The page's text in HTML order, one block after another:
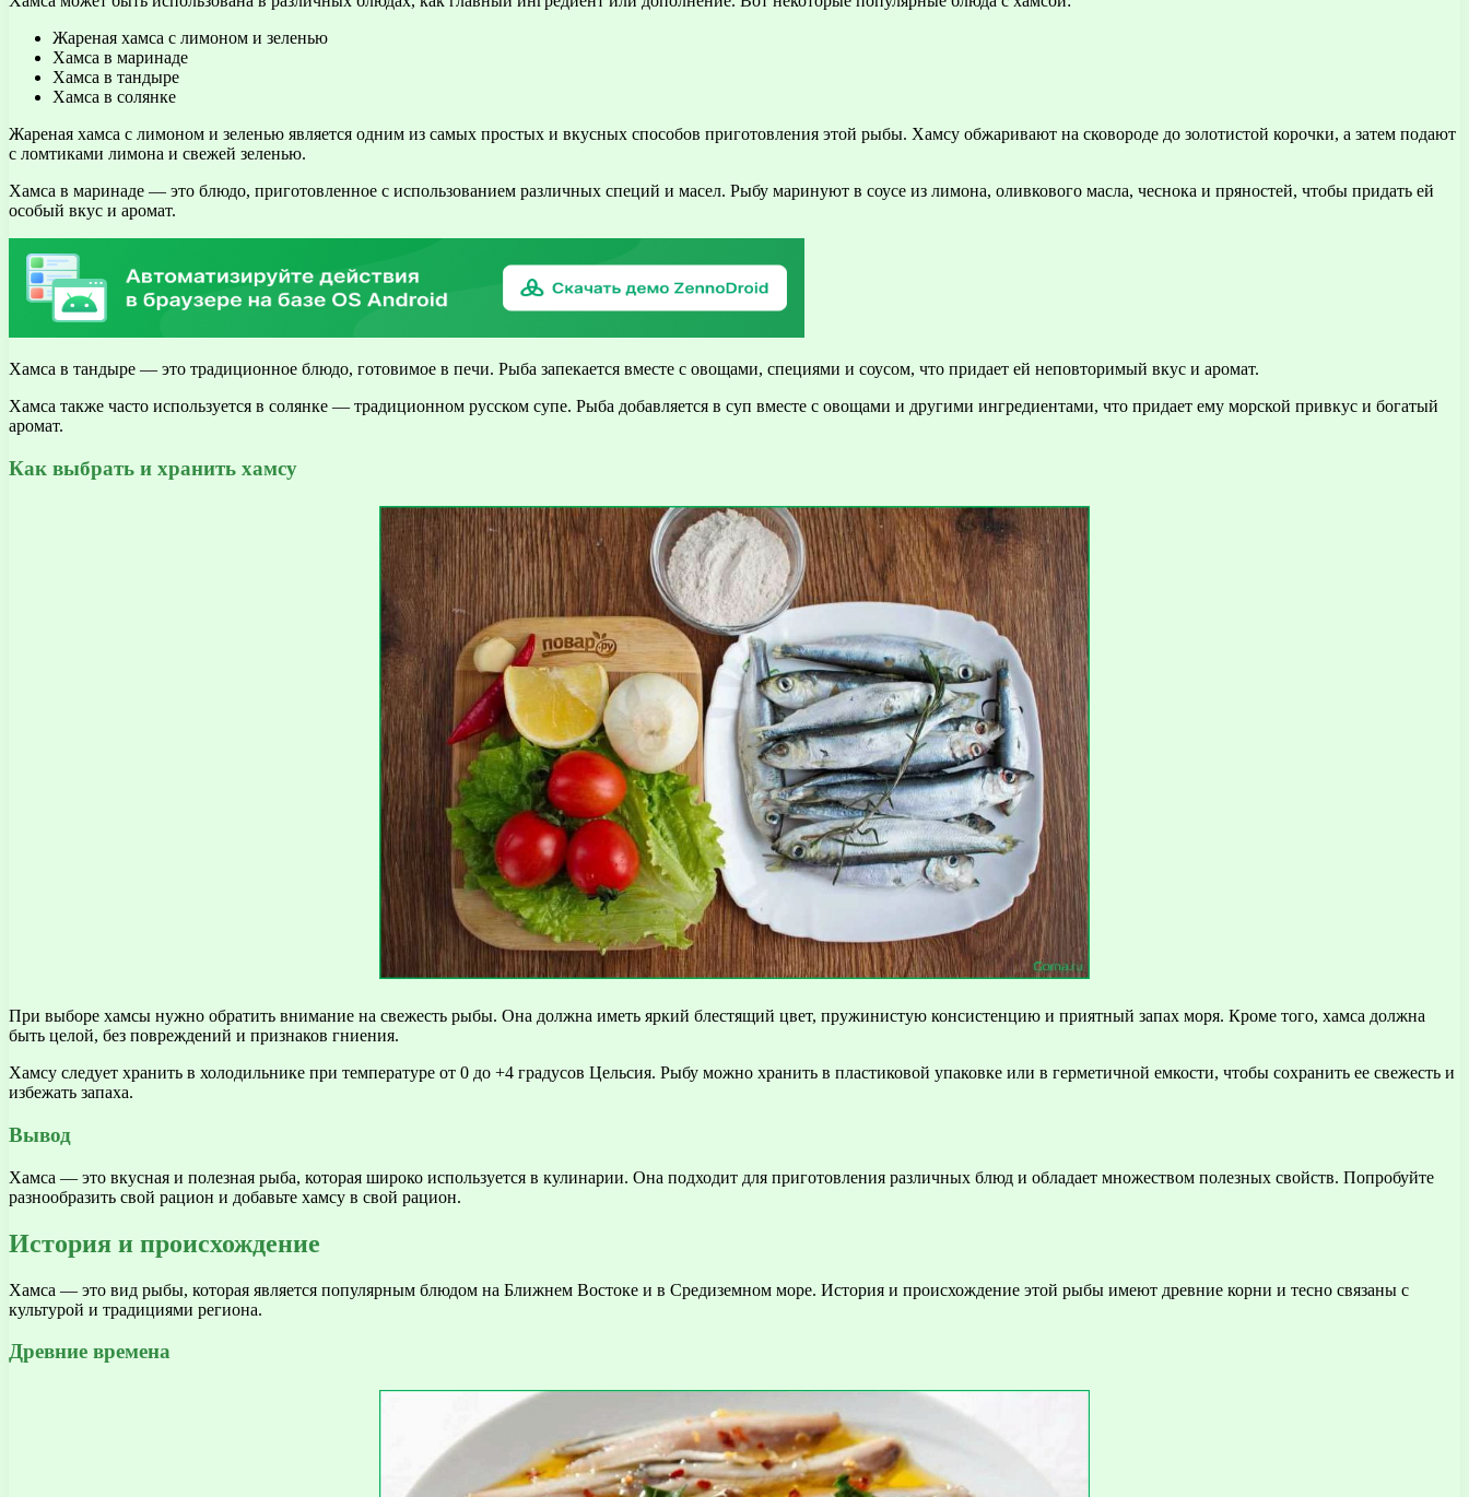
Жареная хамса с лимоном и зеленью
Хамса в маринаде
Хамса в тандыре
Хамса в солянке
Жареная хамса с лимоном и зеленью является одним из самых простых и вкусных способов приготовления этой рыбы. Хамсу обжаривают на сковороде до золотистой корочки, а затем подают
с ломтиками лимона и свежей зеленью.
Хамса в маринаде — это блюдо, приготовленное с использованием различных специй и масел. Рыбу маринуют в соусе из лимона, оливкового масла, чеснока и пряностей, чтобы придать ей
особый вкус и аромат.
Хамса в тандыре — это традиционное блюдо, готовимое в печи. Рыба запекается вместе с овощами, специями и соусом, что придает ей неповторимый вкус и аромат.
Хамса также часто используется в солянке — традиционном русском супе. Рыба добавляется в суп вместе с овощами и другими ингредиентами, что придает ему морской привкус и богатый
аромат.
Как выбрать и хранить хамсу
При выборе хамсы нужно обратить внимание на свежесть рыбы. Она должна иметь яркий блестящий цвет, пружинистую консистенцию и приятный запах моря. Кроме того, хамса должна
быть целой, без повреждений и признаков гниения.
Хамсу следует хранить в холодильнике при температуре от 0 до +4 градусов Цельсия. Рыбу можно хранить в пластиковой упаковке или в герметичной емкости, чтобы сохранить ее свежесть и
избежать запаха.
Вывод
Хамса — это вкусная и полезная рыба, которая широко используется в кулинарии. Она подходит для приготовления различных блюд и обладает множеством полезных свойств. Попробуйте
разнообразить свой рацион и добавьте хамсу в свой рацион.
История и происхождение
Хамса — это вид рыбы, которая является популярным блюдом на Ближнем Востоке и в Средиземном море. История и происхождение этой рыбы имеют древние корни и тесно связаны с
культурой и традициями региона.
Древние времена